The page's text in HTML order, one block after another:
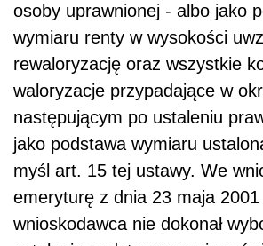
osoby uprawnionej - albo jako
wymiaru renty w wysokości
rewaloryzację oraz wszystkie
waloryzacje przypadające w
następującym po ustaleniu
jako podstawa wymiaru
myśl art. 15 tej ustawy. We
emeryturę z dnia 23 maja 2001
wnioskodawca nie dokonał